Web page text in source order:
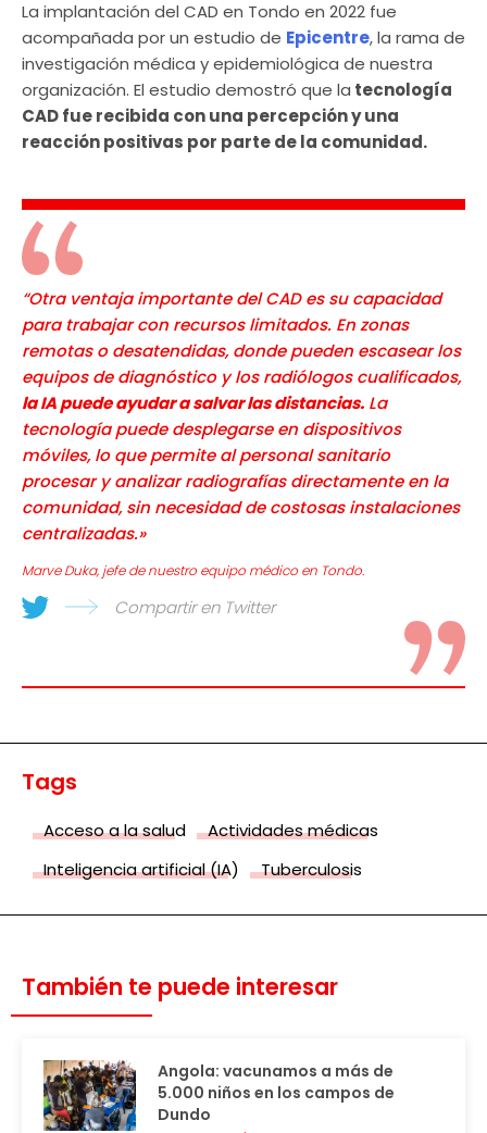
La implantación del CAD en Tondo en 2022 fue
acompañada por un estudio de Epicentre, la rama de
investigación médica y epidemiológica de nuestra
organización. El estudio demostró que la tecnología
CAD fue recibida con una percepción y una
reacción positivas por parte de la comunidad.
“Otra ventaja importante del CAD es su capacidad
para trabajar con recursos limitados. En zonas
remotas o desatendidas, donde pueden escasear los
equipos de diagnóstico y los radiólogos cualificados,
la IA puede ayudar a salvar las distancias. La
tecnología puede desplegarse en dispositivos
móviles, lo que permite al personal sanitario
procesar y analizar radiografías directamente en la
comunidad, sin necesidad de costosas instalaciones
centralizadas.»
Marve Duka, jefe de nuestro equipo médico en Tondo.
Compartir en Twitter
Tags
Acceso a la salud
Actividades médicas
Inteligencia artificial (IA)
Tuberculosis
También te puede interesar
Angola: vacunamos a más de
5.000 niños en los campos de
Dundo